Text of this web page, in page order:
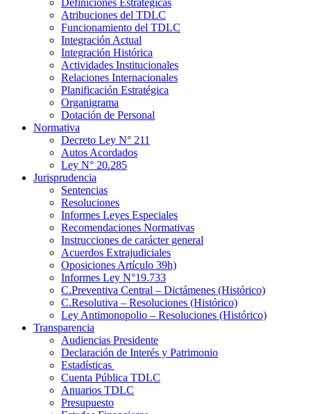
Atribuciones del TDLC
Funcionamiento del TDLC
Integración Actual
Integración Histórica
Actividades Institucionales
Relaciones Internacionales
Planificación Estratégica
Organigrama
Dotación de Personal
Normativa
Decreto Ley N° 211
Autos Acordados
Ley N° 20.285
Jurisprudencia
Sentencias
Resoluciones
Informes Leyes Especiales
Recomendaciones Normativas
Instrucciones de carácter general
Acuerdos Extrajudiciales
Oposiciones Artículo 39h)
Informes Ley N°19.733
C.Preventiva Central – Dictámenes (Histórico)
C.Resolutiva – Resoluciones (Histórico)
Ley Antimonopolio – Resoluciones (Histórico)
Transparencia
Audiencias Presidente
Declaración de Interés y Patrimonio
Estadísticas
Cuenta Pública TDLC
Anuarios TDLC
Presupuesto